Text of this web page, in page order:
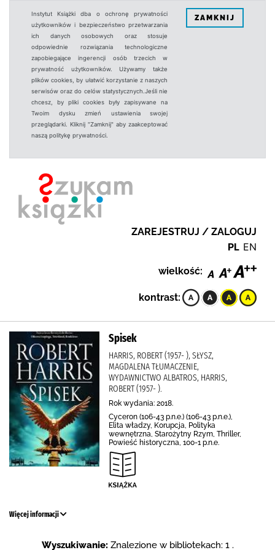
Instytut Książki dba o ochronę prywatności
użytkowników i bezpieczeństwo przetwarzania
ich danych osobowych oraz stosuje
odpowiednie rozwiązania technologiczne
zapobiegające ingerencji osób trzecich w
prywatność użytkowników. Używamy także
plików cookies, by ułatwić korzystanie z naszych
serwisów oraz do celów statystycznych.Jeśli nie
chcesz, by pliki cookies były zapisywane na
Twoim dysku zmień ustawienia swojej
przeglądarki. Kliknij "Zamknij" aby zaakceptować
naszą politykę prywatności.
ZAMKNIJ
ZAREJESTRUJ / ZALOGUJ
PL EN
wielkość:
kontrast:
Spisek
HARRIS, ROBERT (1957- ), SŁYSZ,
MAGDALENA TŁUMACZENIE,
WYDAWNICTWO ALBATROS, HARRIS,
ROBERT (1957- ).
Rok wydania: 2018.
Cyceron (106-43 p.n.e.) (106-43 p.n.e.),
Elita władzy, Korupcja, Polityka
wewnętrzna, Starożytny Rzym, Thriller,
Powieść historyczna, 100-1 p.n.e.
Więcej informacji
Wyszukiwanie: Znalezione w bibliotekach: 1 .